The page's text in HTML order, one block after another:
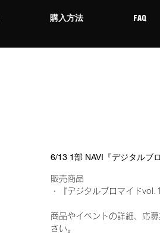
購入方法 FAQ
6/13 1部 NAVI『デジタルブ
販売商品
・『デジタルブロマイド
商品やイベントの詳細、応
さい。